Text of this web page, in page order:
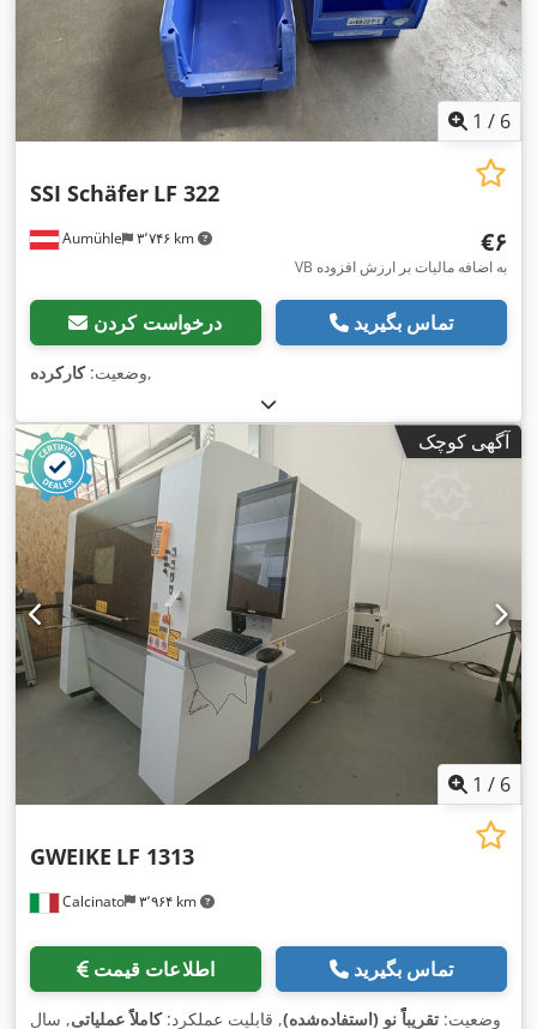
1 / 6
Aumühle ۳٬۷۴۶ km
SSI Schäfer LF 322
‎€۶
VB به اضافه مالیات بر ارزش افزوده
درخواست کردن تماس بگیرید
وضعیت:کارکرده ,
آگهی کوچک
1 / 6
Calcinato ۳٬۹۶۴ km
GWEIKE LF 1313
اطلاعات قیمت تماس بگیرید
وضعیت: تقریباً نو (استفاده‌شده), قابلیت عملکرد:کاملاً عملیاتی, سال